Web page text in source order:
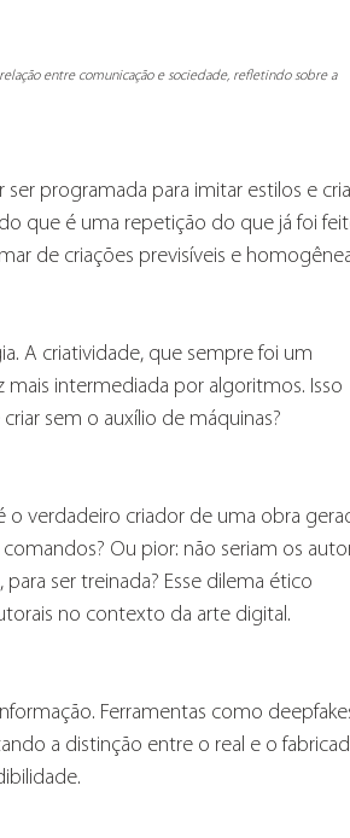
entre comunicação e sociedade, refletindo sobre a
programada para imitar estilos e
que é uma repetição do que já foi
de criações previsíveis e
A criatividade, que sempre foi um
intermediada por algoritmos. Isso
sem o auxílio de máquinas?
verdadeiro criador de uma obra
Ou pior: não seriam os
ser treinada? Esse dilema ético
no contexto da arte digital.
Ferramentas como
a distinção entre o real e o